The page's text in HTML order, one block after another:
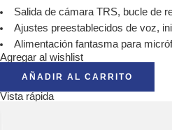
Salida de cámara TRS, bucle de
Ajustes preestablecidos de voz,
Alimentación fantasma para
Agregar al wishlist
AÑADIR AL CARRITO
Vista rápida